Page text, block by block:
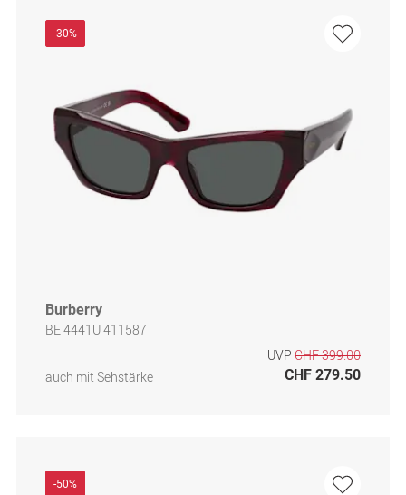
-30%
Burberry
BE 4441U 411587
auch mit Sehstärke
UVP CHF 399.00
CHF 279.50
-50%